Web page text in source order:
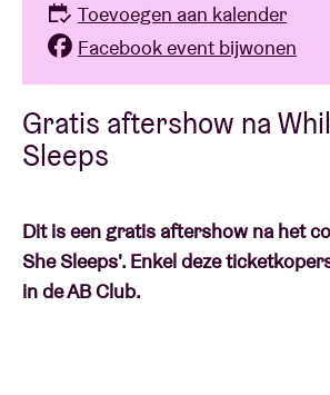
Contact
Gratis aftershow na
Sleeps
Dit is een gratis aftershow na het
She Sleeps'. Enkel deze
in de AB Club.
Toevoegen aan kalender
Facebook event bijwonen